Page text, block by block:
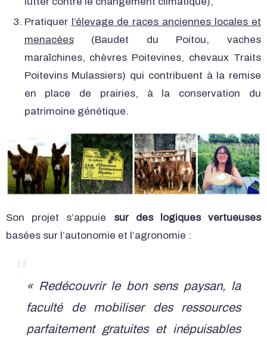
Pratiquer l’élevage de races anciennes locales et
menacées(Baudet du Poitou, vaches
maraîchines, chèvres Poitevines, chevaux Traits
Poitevins Mulassiers) qui contribuent à la remise
en place de prairies, à la conservation du
patrimoine génétique.
Son projet s’appuie sur des logiques vertueuses
basées sur l’autonomie et l’agronomie :
« Redécouvrir le bon sens paysan, la
faculté de mobiliser des ressources
parfaitement gratuites et inépuisables